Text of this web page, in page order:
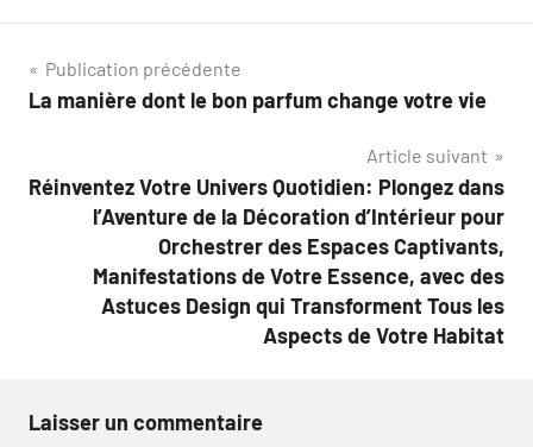
Navigation
de
Publication précédente
La manière dont le bon parfum change votre vie
Article suivant
Réinventez Votre Univers Quotidien: Plongez dans
l’Aventure de la Décoration d’Intérieur pour
Orchestrer des Espaces Captivants,
Manifestations de Votre Essence, avec des
Astuces Design qui Transforment Tous les
Aspects de Votre Habitat
Laisser un commentaire